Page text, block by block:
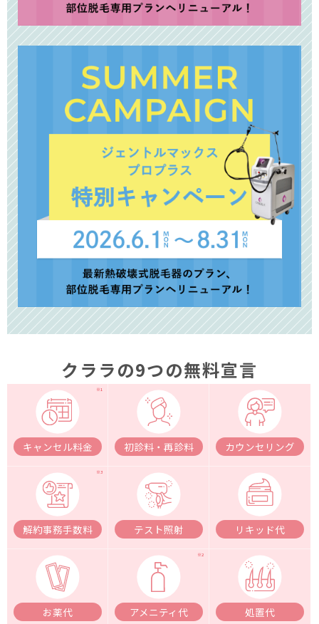
クララの9つの無料宣言
キャンセル料金 初診料・再診料 カウンセリング
解約事務手数料 テスト照射 リキッド代
お薬代 アメニティ代 処置代